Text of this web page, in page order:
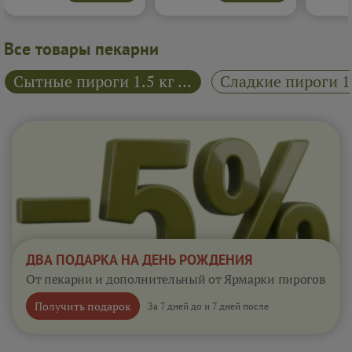
Все товары пекарни
Сытные пироги 1.5 кг "Райский пирожок"
ДВА ПОДАРКА НА ДЕНЬ РОЖДЕНИЯ
От пекарни и дополнительный от Ярмарки пирогов
Получить подарок За 7 дней до и 7 дней после